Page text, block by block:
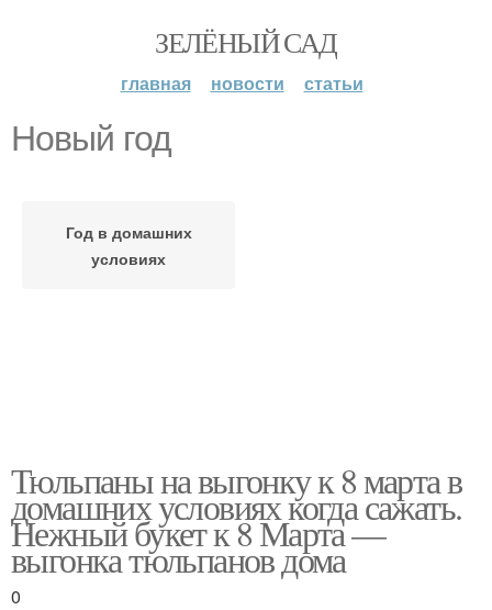
ЗЕЛЁНЫЙ САД
главная новости статьи
Новый год
Год в домашних
условиях
Тюльпаны на выгонку к 8 марта в
домашних условиях когда сажать.
Нежный букет к 8 Марта —
выгонка тюльпанов дома
0